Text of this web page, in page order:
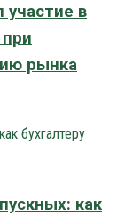
участие в
рынка
как